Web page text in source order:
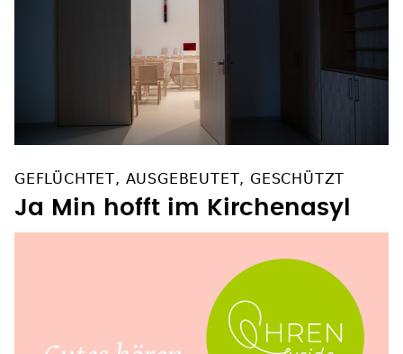
GEFLÜCHTET, AUSGEBEUTET, GESCHÜTZT
Ja Min hofft im Kirchenasyl